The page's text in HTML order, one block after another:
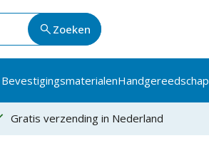
Zoeken
BevestigingsmaterialenHandgereedschap
Gratis verzending in Nederland